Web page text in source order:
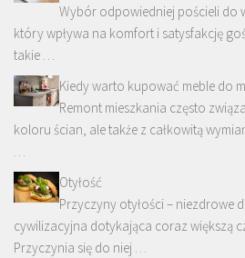
Wybór odpowiedniej pościeli do
który wpływa na komfort i satysfakcję
takie …
Kiedy warto kupować meble do
Remont mieszkania często
koloru ścian, ale także z całkowitą
…
Otyłość
Przyczyny otyłości – niezdrowe
cywilizacyjna dotykająca coraz większą
Przyczynia się do niej …